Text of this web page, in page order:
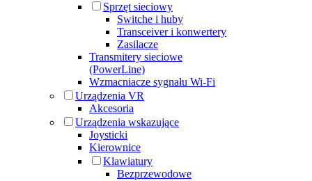
Sprzęt sieciowy
Switche i huby
Transceiver i konwertery
Zasilacze
Transmitery sieciowe
(PowerLine)
Wzmacniacze sygnału Wi-Fi
Urządzenia VR
Akcesoria
Urządzenia wskazujące
Joysticki
Kierownice
Klawiatury
Bezprzewodowe